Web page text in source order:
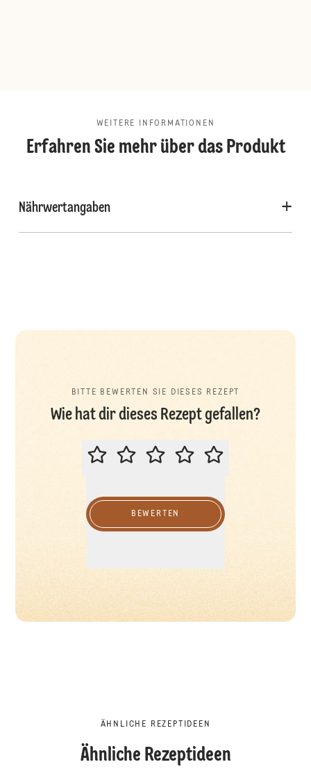
WEITERE INFORMATIONEN
Erfahren Sie mehr über das Produkt
Nährwertangaben
BITTE BEWERTEN SIE DIESES REZEPT
Wie hat dir dieses Rezept gefallen?
BITTE BEWERTEN SIE DIESES
BEWERTEN
ÄHNLICHE REZEPTIDEEN
Ähnliche Rezeptideen